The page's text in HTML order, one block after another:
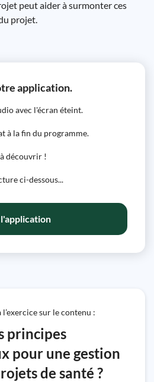
peut aider à surmonter ces
projet.
application.
avec l'écran éteint.
à la fin du programme.
découvrir !
ci-dessous...
sur le contenu :
principes
pour une gestion
de santé ?